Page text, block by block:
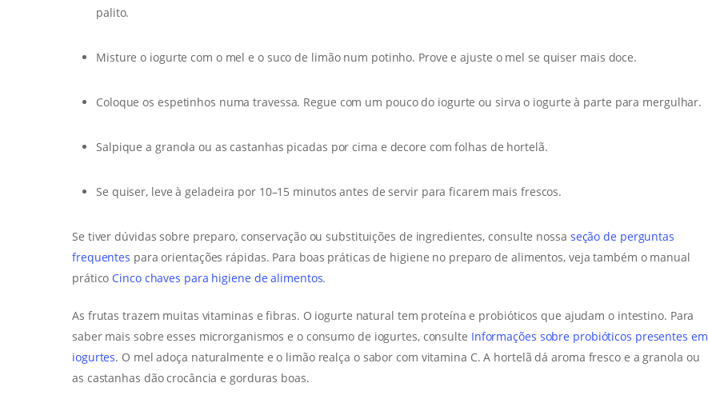
palito.
Misture o iogurte com o mel e o suco de limão num potinho. Prove e ajuste o mel se quiser mais doce.
Coloque os espetinhos numa travessa. Regue com um pouco do iogurte ou sirva o iogurte à parte para mergulhar.
Salpique a granola ou as castanhas picadas por cima e decore com folhas de hortelã.
Se quiser, leve à geladeira por 10–15 minutos antes de servir para ficarem mais frescos.
Se tiver dúvidas sobre preparo, conservação ou substituições de ingredientes, consulte nossa seção de perguntas
frequentes para orientações rápidas. Para boas práticas de higiene no preparo de alimentos, veja também o manual
prático Cinco chaves para higiene de alimentos.
As frutas trazem muitas vitaminas e fibras. O iogurte natural tem proteína e probióticos que ajudam o intestino. Para
saber mais sobre esses microrganismos e o consumo de iogurtes, consulte Informações sobre probióticos presentes em
iogurtes. O mel adoça naturalmente e o limão realça o sabor com vitamina C. A hortelã dá aroma fresco e a granola ou
as castanhas dão crocância e gorduras boas.